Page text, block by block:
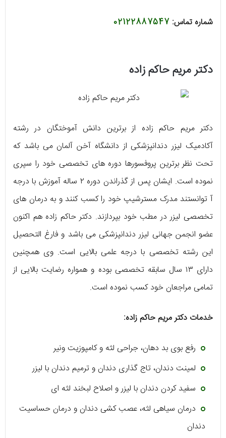
شماره تماس: 02122887547
دکتر مریم حاکم‌ زاده
دکتر مریم حاکم‌ زاده از برترین دانش آموختگان در رشته
آکادمیک لیزر دندانپزشکی از دانشگاه آخن آلمان می‌ باشد که
تحت نظر برترین پروفسورها دوره‌ های تخصصی خود را سپری
نموده است. ایشان پس از گذراندن دوره ۲ ساله آموزش با درجه
آ توانستند مدرک مسترشیپ خود را کسب کنند و به درمان‌ های
تخصصی لیزر در مطب خود بپردازند. دکتر حاکم‌ زاده هم اکنون
عضو انجمن جهانی لیزر دندانپزشکی می‌ باشد و فارغ التحصیل
این رشته تخصصی با درجه علمی بالایی است. وی همچنین
دارای ۱۳ سال سابقه تخصصی بوده و همواره رضایت بالایی از
تمامی مراجعان خود کسب نموده است.
خدمات دکتر مریم حاکم‌ زاده:
رفع بوی بد دهان، جراحی لثه و کامپوزیت ونیر
لمینت دندان، تاج گذاری دندان و ترمیم دندان با لیزر
سفید کردن دندان با لیزر و اصلاح لبخند لثه‌ ای
درمان سیاهی لثه، عصب کشی دندان و درمان حساسیت
دندان